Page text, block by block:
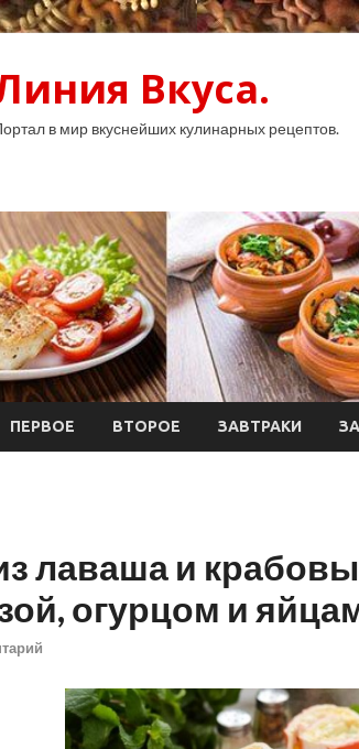
Вкуса.
в мир вкуснейших кулинарных рецептов.
ПЕРВОЕ ВТОРОЕ ЗАВТРАКИ
лаваша и
огурцом и